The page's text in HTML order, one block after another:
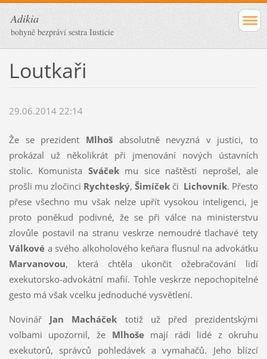
Adikia
bohyně bezpráví sestra Iusticie
Loutkaři
29.06.2014 22:14
Že se prezident Mlhošabsolutně nevyzná v justici, to
prokázal už několikrát při jmenování nových ústavních
stolic. Komunista Sváčekmu sice naštěstí neprošel, ale
prošli mu zločinci Rychteský,Šimíček či Lichovník. Přesto
přese všechno mu však nelze upřít vysokou inteligenci, je
proto poněkud podivné, že se při válce na ministerstvu
zlovůle postavil na stranu veskrze nemoudré tlachavé tety
Válkovéa svého alkoholového keňara flusnul na advokátku
Marvanovou, která chtěla ukončit ožebračování lidí
exekutorsko-advokátní mafií. Tohle veskrze nepochopitelné
gesto má však vcelku jednoduché vysvětlení.
Novinář Jan Macháček totiž už před prezidentskými
volbami upozornil, že Mlhošemají rádi lidé z okruhu
exekutorů, správců pohledávek a vymahačů. Jeho blízcí